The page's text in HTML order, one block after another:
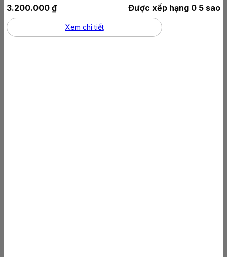
Được xếp hạng 0 5 sao
3.200.000 ₫
Xem chi tiết